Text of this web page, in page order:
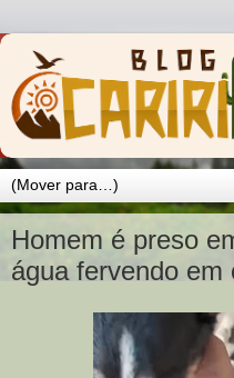
Homem é preso
água fervendo em